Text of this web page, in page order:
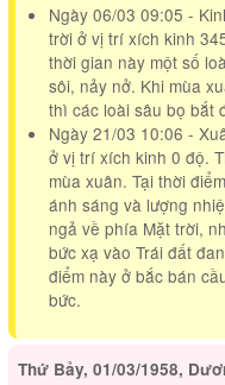
Ngày 06/03 09:05 -
trời ở vị trí xích kinh
thời gian này một số
sôi, nảy nở. Khi mùa
thì các loài sâu bọ bắt
Ngày 21/03 10:06 -
ở vị trí xích kinh 0 độ.
mùa xuân. Tại thời
ánh sáng và lượng
ngả về phía Mặt trời,
bức xạ vào Trái đất
điểm này ở bắc bán
bức.
Thứ Bảy, 01/03/1958,